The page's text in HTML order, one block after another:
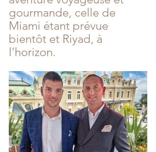
gourmande, celle de
Miami étant prévue
bientôt et Riyad, à
l’horizon.